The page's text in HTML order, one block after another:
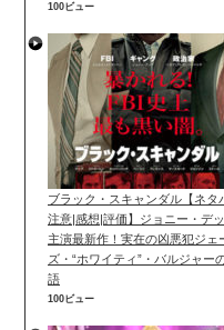
100ビュー
ブラック・スキャンダル【ネタ
注意|感想|評価】ジョニー・デ
主演最新作！実在の凶悪犯ジェ
ズ・“ホワイティ”・バルジャー
語
100ビュー